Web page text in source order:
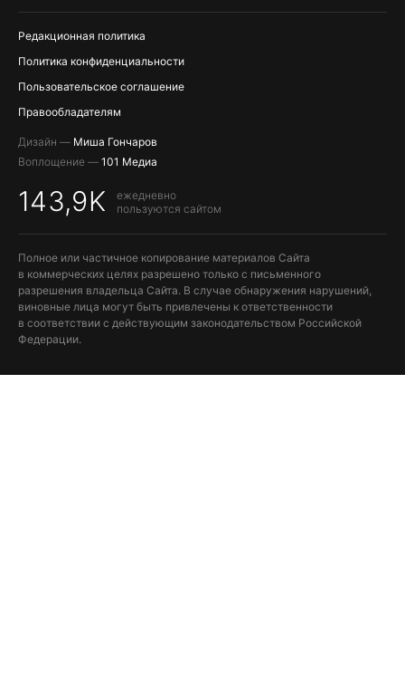
Редакционная политика
Политика конфиденциальности
Пользовательское соглашение
Правообладателям
Дизайн — Миша Гончаров
Воплощение — 101 Медиа
143,9K
ежедневно
пользуются сайтом
Полное или частичное копирование материалов Сайта
в коммерческих целях разрешено только с письменного
разрешения владельца Сайта. В случае обнаружения нарушений,
виновные лица могут быть привлечены к ответственности
в соответствии с действующим законодательством Российской
Федерации.